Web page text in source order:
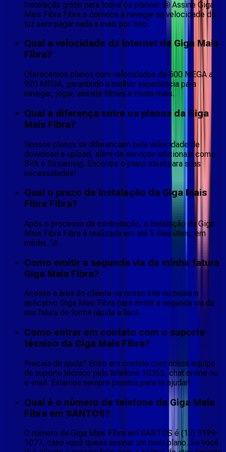
Instalação grátis para todos os planos! 🤩 Assine Giga
Mais Fibra Fibra e comece a navegar na velocidade da
luz sem pagar nada a mais por isso.
Qual a velocidade da internet da Giga Mais
Fibra?
Oferecemos planos com velocidades de 600 MEGA a
920 MEGA, garantindo a melhor experiência para
navegar, jogar, assistir filmes e muito mais.
Qual a diferença entre os planos da Giga
Mais Fibra?
Nossos planos se diferenciam pela velocidade de
download e upload, além de serviços adicionais como
SVA e Streaming. Encontre o plano ideal para suas
necessidades!
Qual o prazo de instalação da Giga Mais
Fibra Fibra?
Após o processo de contratação, a instalação da Giga
Mais Fibra Fibra é realizada em até 5 dias úteis, em
média. 🚀
Como emitir a segunda via da minha fatura
Giga Mais Fibra?
Acesse a área do cliente no nosso site ou baixe o
aplicativo Giga Mais Fibra para emitir a segunda via da
sua fatura de forma rápida e fácil.
Como entrar em contato com o suporte
técnico da Giga Mais Fibra?
Precisa de ajuda? Entre em contato com nossa equipe
de suporte técnico pelo telefone 10353, chat online ou
e-mail. Estamos sempre prontos para te ajudar!
Qual é o número de telefone da Giga Mais
Fibra em SANTOS?
O número da Giga Mais Fibra em SANTOS é (12) 3199-
1077, caso você queira assinar um novo plano. Se você